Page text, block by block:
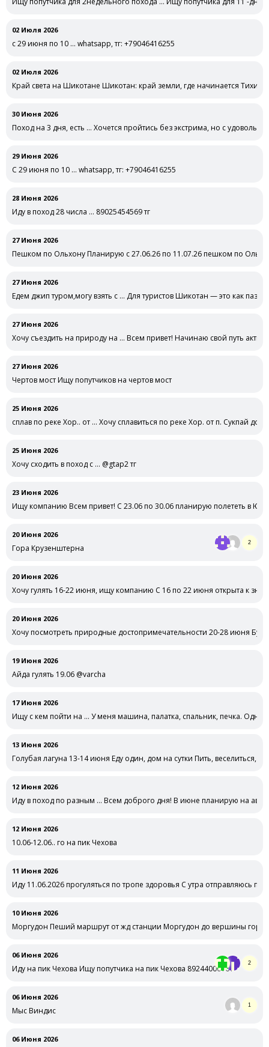
02 Июля 2026
с 29 июня по 10 … whatsapp, тг: +79046416255
02 Июля 2026
Край света на Шикотане Шикотан: край земли, где начинается
30 Июня 2026
Поход на 3 дня, есть … Хочется пройтись без экстрима, но с
29 Июня 2026
С 29 июня по 10 … whatsapp, тг: +79046416255
28 Июня 2026
Иду в поход 28 числа … 89025454569 тг
27 Июня 2026
Пешком по Ольхону Планирую с 27.06.26 по 11.07.26 пешком по
27 Июня 2026
Едем джип туром,могу взять с … Для туристов Шикотан — это как
27 Июня 2026
Хочу съездить на природу на … Всем привет! Начинаю свой путь
27 Июня 2026
Чертов мост Ищу попутчиков на чертов мост
25 Июня 2026
сплав по реке Хор.. от … Хочу сплавиться по реке Хор. от п. Сукпай до
25 Июня 2026
Хочу сходить в поход с … @gtap2 тг
23 Июня 2026
Ищу компанию Всем привет! С 23.06 по 30.06 планирую полететь в
20 Июня 2026
Гора Крузенштерна
2
20 Июня 2026
Хочу гулять 16-22 июня, ищу компанию С 16 по 22 июня открыта к
20 Июня 2026
Хочу посмотреть природные достопримечательности 20-28 июня
19 Июня 2026
Айда гулять 19.06 @varcha
17 Июня 2026
Ищу с кем пойти на … У меня машина, палатка, спальник, печка.
13 Июня 2026
Голубая лагуна 13-14 июня Еду один, дом на сутки Пить, веселиться,
12 Июня 2026
Иду в поход по разным … Всем доброго дня! В июне планирую на авто
12 Июня 2026
10.06-12.06.. го на пик Чехова
11 Июня 2026
Иду 11.06.2026 прогуляться по тропе здоровья С утра отправляюсь
10 Июня 2026
Моргудон Пеший маршрут от жд станции Моргудон до вершины горы
06 Июня 2026
Иду на пик Чехова Ищу попутчика на пик Чехова 89244006161
2
06 Июня 2026
Мыс Виндис
1
06 Июня 2026